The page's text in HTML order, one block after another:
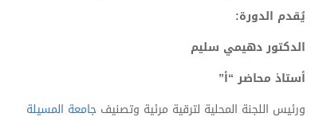
يُقدم الدورة:
الدكتور دهيمي سليم
أستاذ محاضر “أ”
ورئيس اللجنة المحلية لترقية مرئية وتصنيف جامعة المسيلة